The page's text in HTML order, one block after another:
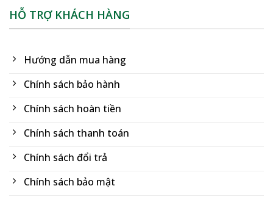
HỖ TRỢ KHÁCH HÀNG
Hướng dẫn mua hàng
Chính sách bảo hành
Chính sách hoàn tiền
Chính sách thanh toán
Chính sách đổi trả
Chính sách bảo mật